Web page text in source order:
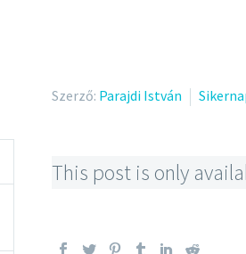
Szerző: Parajdi István
This post is only